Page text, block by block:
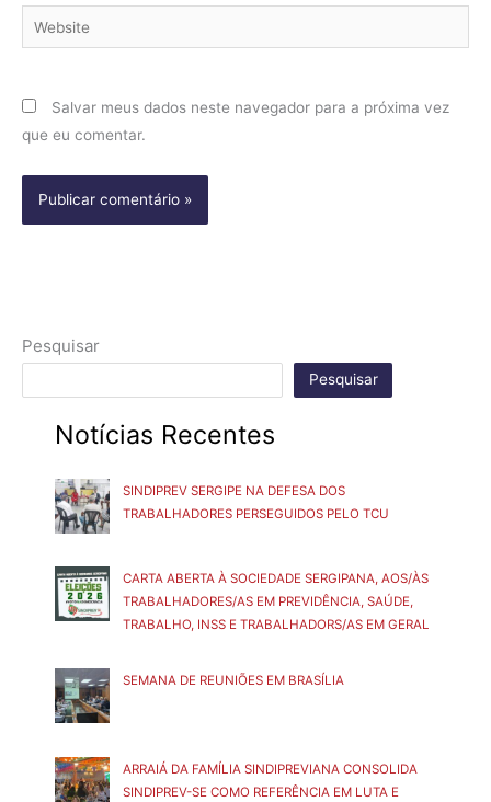
Website
Salvar meus dados neste navegador para a próxima vez
que eu comentar.
Pesquisar
Pesquisar
Notícias Recentes
SINDIPREV SERGIPE NA DEFESA DOS
TRABALHADORES PERSEGUIDOS PELO TCU
CARTA ABERTA À SOCIEDADE SERGIPANA, AOS/ÀS
TRABALHADORES/AS EM PREVIDÊNCIA, SAÚDE,
TRABALHO, INSS E TRABALHADORS/AS EM GERAL
SEMANA DE REUNIÕES EM BRASÍLIA
ARRAIÁ DA FAMÍLIA SINDIPREVIANA CONSOLIDA
SINDIPREV-SE COMO REFERÊNCIA EM LUTA E